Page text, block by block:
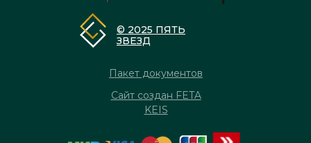
Сайт создан FETA
KEIS
© 2025 ПЯТЬ
ЗВЕЗД
Пакет документов